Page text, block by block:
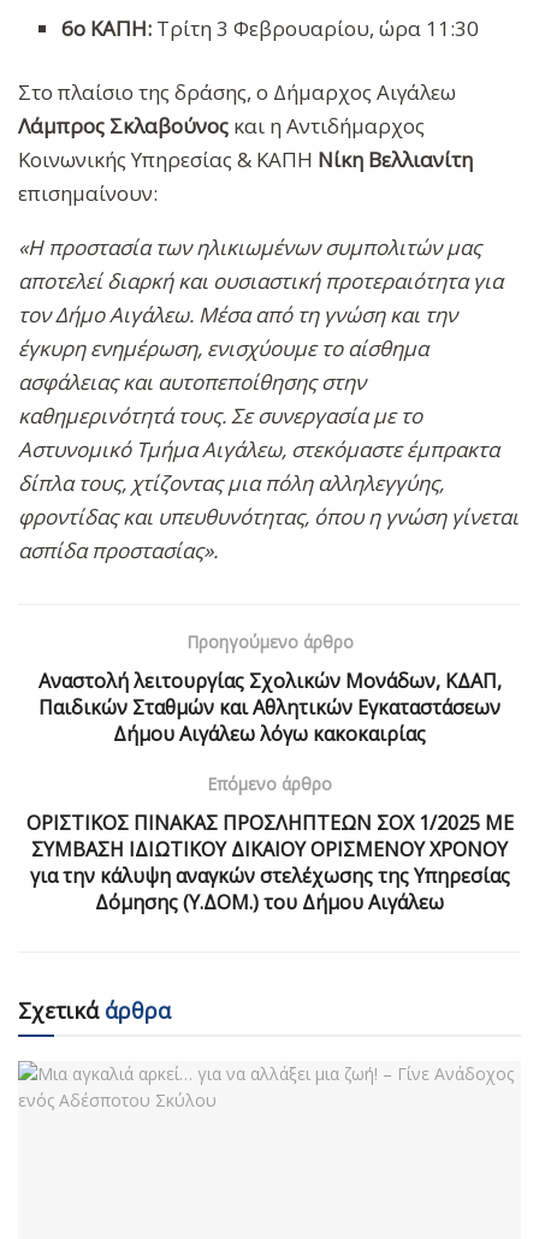
6ο ΚΑΠΗ: Τρίτη 3 Φεβρουαρίου, ώρα 11:30
Στο πλαίσιο της δράσης, ο Δήμαρχος Αιγάλεω
Λάμπρος Σκλαβούνος και η Αντιδήμαρχος
Κοινωνικής Υπηρεσίας & ΚΑΠΗ Νίκη Βελλιανίτη
επισημαίνουν:
«Η προστασία των ηλικιωμένων συμπολιτών μας
αποτελεί διαρκή και ουσιαστική προτεραιότητα για
τον Δήμο Αιγάλεω. Μέσα από τη γνώση και την
έγκυρη ενημέρωση, ενισχύουμε το αίσθημα
ασφάλειας και αυτοπεποίθησης στην
καθημερινότητά τους. Σε συνεργασία με το
Αστυνομικό Τμήμα Αιγάλεω, στεκόμαστε έμπρακτα
δίπλα τους, χτίζοντας μια πόλη αλληλεγγύης,
φροντίδας και υπευθυνότητας, όπου η γνώση γίνεται
ασπίδα προστασίας».
Προηγούμενο άρθρο
Αναστολή λειτουργίας Σχολικών Μονάδων, ΚΔΑΠ,
Παιδικών Σταθμών και Αθλητικών Εγκαταστάσεων
Δήμου Αιγάλεω λόγω κακοκαιρίας
Επόμενο άρθρο
ΟΡΙΣΤΙΚΟΣ ΠΙΝΑΚΑΣ ΠΡΟΣΛΗΠΤΕΩΝ ΣΟΧ 1/2025 ΜΕ
ΣΥΜΒΑΣΗ ΙΔΙΩΤΙΚΟΥ ΔΙΚΑΙΟΥ ΟΡΙΣΜΕΝΟΥ ΧΡΟΝΟΥ
για την κάλυψη αναγκών στελέχωσης της Υπηρεσίας
Δόμησης (Υ.ΔΟΜ.) του Δήμου Αιγάλεω
Σχετικάάρθρα